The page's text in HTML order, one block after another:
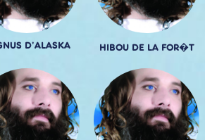
D'ALASKA HIBOU DE LA FOR�T